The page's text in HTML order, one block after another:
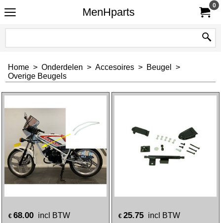
MenHparts
0
Home > Onderdelen > Accesoires > Beugel
>
Overige Beugels
€ 68.00 incl BTW
€ 25.75 incl BTW